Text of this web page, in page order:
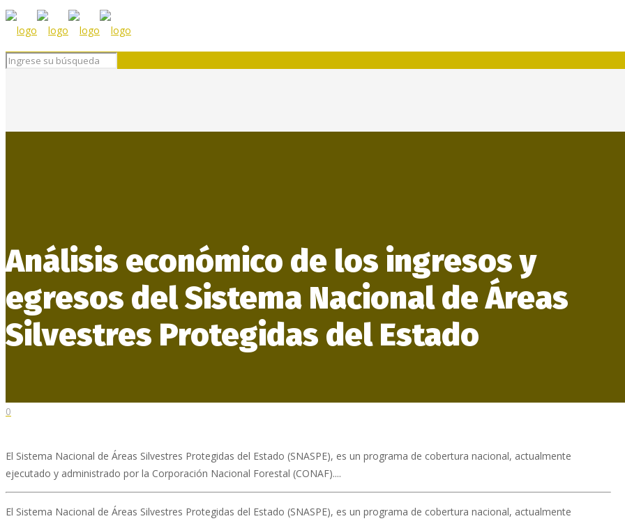
Análisis económico de los ingresos y
egresos del Sistema Nacional de Áreas
Silvestres Protegidas del Estado
0
El Sistema Nacional de Áreas Silvestres Protegidas del Estado (SNASPE), es un programa de cobertura nacional, actualmente
ejecutado y administrado por la Corporación Nacional Forestal (CONAF)....
El Sistema Nacional de Áreas Silvestres Protegidas del Estado (SNASPE), es un programa de cobertura nacional, actualmente